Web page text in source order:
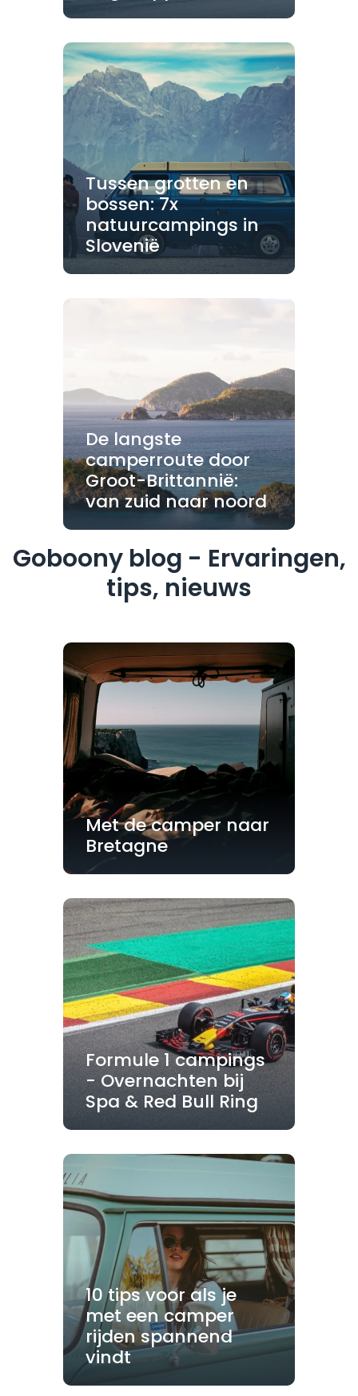
Tussen grotten en
bossen: 7x
natuurcampings in
Slovenië
De langste
camperroute door
Groot-Brittannië:
van zuid naar noord
Goboony blog - Ervaringen,
tips, nieuws
Met de camper naar
Bretagne
Formule 1 campings
- Overnachten bij
Spa & Red Bull Ring
10 tips voor als je
met een camper
rijden spannend
vindt